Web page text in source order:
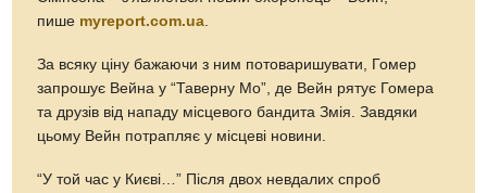
пише myreport.com.ua
За всяку ціну бажаючи з ним потоваришувати, Гомер
запрошує Вейна у “Таверну Мо”, де Вейн рятує Гомера
та друзів від нападу місцевого бандита Змія. Завдяки
цьому Вейн потрапляє у місцеві новини.
“У той час у Києві…” Після двох невдалих спроб